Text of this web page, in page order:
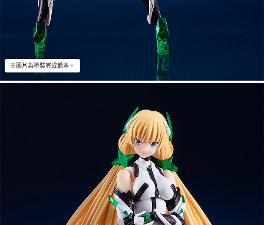
※圖片為塗裝完成範本。